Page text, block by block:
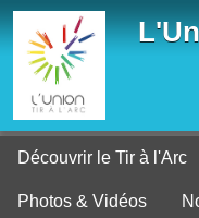
Découvrir le Tir à l'Arc
Photos & Vidéos
Panneau de gestion des